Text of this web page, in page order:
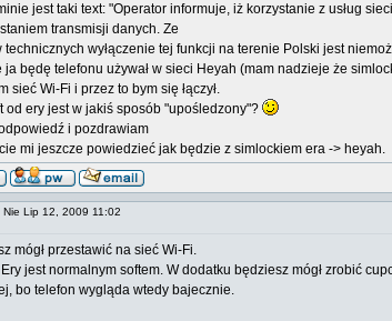
jest taki text: "Operator informuje, iż korzystanie z usług
transmisji danych. Ze
technicznych wyłączenie tej funkcji na terenie Polski jest
ja będę telefonu używał w sieci Heyah (mam nadzieje że
sieć Wi-Fi i przez to bym się łączył.
od ery jest w jakiś sposób "upośledzony"?
i pozdrawiam
mi jeszcze powiedzieć jak będzie z simlockiem era -> heyah.
Nie Lip 12, 2009 11:02
mógł przestawić na sieć Wi-Fi.
jest normalnym softem. W dodatku będziesz mógł zrobić
bo telefon wygląda wtedy bajecznie.